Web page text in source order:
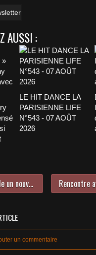
AUSSI :
LE HIT DANCE LA
PARISIENNE LIFE
N°543 - 07 AOÛT
2026
Starley dévoile un nouveau single !
un commentaire